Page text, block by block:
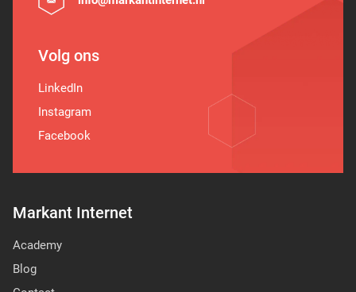
Markant Internet
Academy
Blog
Volg ons
LinkedIn
Instagram
Facebook